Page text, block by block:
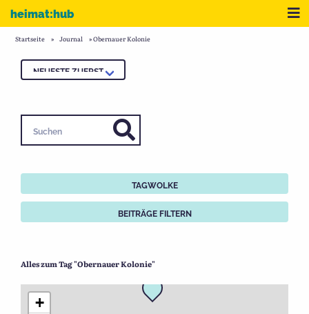
Zum Inhalt
heimat:hub
Startseite » Journal »Obernauer Kolonie
TAGWOLKE
BEITRÄGE FILTERN
Alles zum Tag "Obernauer Kolonie"
+